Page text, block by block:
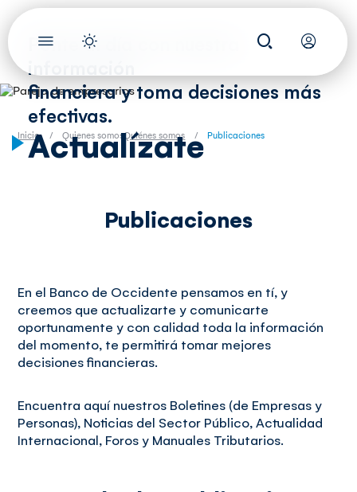
Ponte al día con nuestra
información
financiera y toma decisiones más
efectivas.
Actualízate
Inicio Quienes somosQuiénes somos Publicaciones
Publicaciones
En el Banco de Occidente pensamos en tí, y
creemos que actualizarte y comunicarte
oportunamente y con calidad toda la información
del momento, te permitirá tomar mejores
decisiones financieras.
Encuentra aquí nuestros Boletines (de Empresas y
Personas), Noticias del Sector Público, Actualidad
Internacional, Foros y Manuales Tributarios.